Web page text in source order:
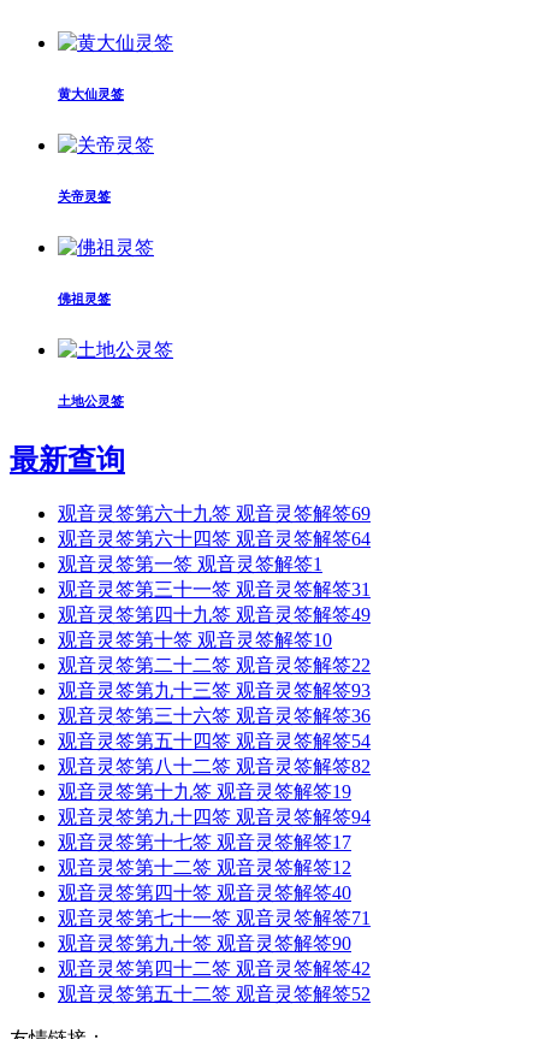
黄大仙灵签
关帝灵签
佛祖灵签
土地公灵签
最新查询
观音灵签第六十九签 观音灵签解签69
观音灵签第六十四签 观音灵签解签64
观音灵签第一签 观音灵签解签1
观音灵签第三十一签 观音灵签解签31
观音灵签第四十九签 观音灵签解签49
观音灵签第十签 观音灵签解签10
观音灵签第二十二签 观音灵签解签22
观音灵签第九十三签 观音灵签解签93
观音灵签第三十六签 观音灵签解签36
观音灵签第五十四签 观音灵签解签54
观音灵签第八十二签 观音灵签解签82
观音灵签第十九签 观音灵签解签19
观音灵签第九十四签 观音灵签解签94
观音灵签第十七签 观音灵签解签17
观音灵签第十二签 观音灵签解签12
观音灵签第四十签 观音灵签解签40
观音灵签第七十一签 观音灵签解签71
观音灵签第九十签 观音灵签解签90
观音灵签第四十二签 观音灵签解签42
观音灵签第五十二签 观音灵签解签52